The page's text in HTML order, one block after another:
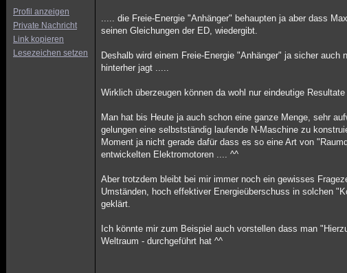
Profil anzeigen
Private Nachricht
Link kopieren
Lesezeichen setzen
..... die Freie-Energie "Anhänger" behaupten ja aber dass
seinen Gleichungen der ED, wiedergibt.
Deshalb wird einem Freie-Energie "Anhänger" ja sicher
hinterher jagt .....
Wirklich überzeugen können da wohl nur eindeutige
Man hat bis Heute ja auch schon eine ganze Menge, sehr
gelungen eine selbstständig laufende N-Maschine zu
Moment ja nicht gerade dafür dass es so eine Art von
entwickelten Elektromotoren .... ^^
Aber trotzdem bleibt bei mir immer noch ein gewisses
Umständen, hoch effektiver Energieüberschuss in solchen
geklärt.
Ich könnte mir zum Beispiel auch vorstellen dass man
Weltraum - durchgeführt hat ^^